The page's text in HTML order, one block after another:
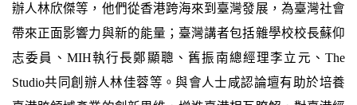
辦人林欣傑等，他們從香港跨海來到臺灣發展，為臺灣社會
帶來正面影響力與新的能量；臺灣講者包括雜學校校長蘇仰
志委員、MIH執行長鄭顯聰、舊振南總經理李立元、The
Studio共同創辦人林佳蓉等。與會人士咸認論壇有助於培養